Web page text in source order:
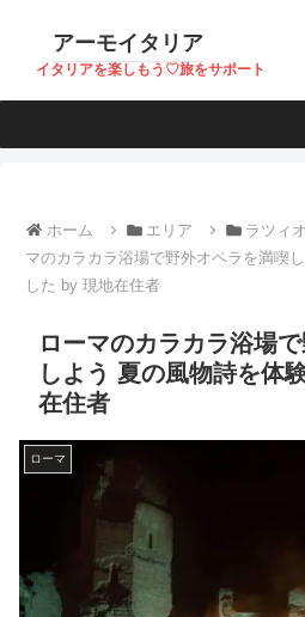
アーモイタリア
イタリアを楽しもう♡旅をサポート
ホーム エリア ラツィ
マのカラカラ浴場で野外オペラを満喫
した by 現地在住者
ローマのカラカラ浴場
しよう 夏の風物詩を体
在住者
ローマ